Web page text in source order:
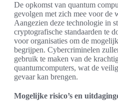
De opkomst van quantum
gevolgen met zich mee voor de
Aangezien deze technologie in
cryptografische standaarden te
voor organisaties om de
begrijpen. Cybercriminelen
gebruik te maken van de
quantumcomputers, wat de
gevaar kan brengen.
Mogelijke risico’s en